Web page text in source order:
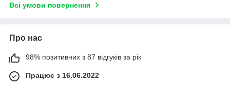
Всі умови повернення
Про нас
98% позитивних з 87 відгуків за рік
Працює з 16.06.2022